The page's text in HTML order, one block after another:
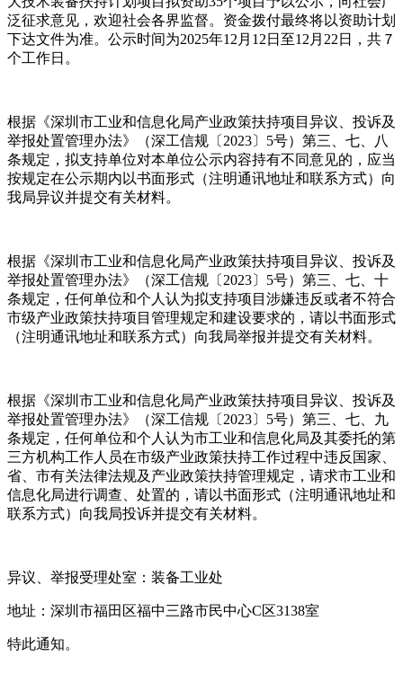
泛征求意见，欢迎社会各界监督。资金拨付最终将以资助计划
下达文件为准。公示时间为2025年12月12日至12月22日，共７
个工作日。
根据《深圳市工业和信息化局产业政策扶持项目异议、投诉及
举报处置管理办法》（深工信规〔2023〕5号）第三、七、八
条规定，拟支持单位对本单位公示内容持有不同意见的，应当
按规定在公示期内以书面形式（注明通讯地址和联系方式）向
我局异议并提交有关材料。
根据《深圳市工业和信息化局产业政策扶持项目异议、投诉及
举报处置管理办法》（深工信规〔2023〕5号）第三、七、十
条规定，任何单位和个人认为拟支持项目涉嫌违反或者不符合
市级产业政策扶持项目管理规定和建设要求的，请以书面形式
（注明通讯地址和联系方式）向我局举报并提交有关材料。
根据《深圳市工业和信息化局产业政策扶持项目异议、投诉及
举报处置管理办法》（深工信规〔2023〕5号）第三、七、九
条规定，任何单位和个人认为市工业和信息化局及其委托的第
三方机构工作人员在市级产业政策扶持工作过程中违反国家、
省、市有关法律法规及产业政策扶持管理规定，请求市工业和
信息化局进行调查、处置的，请以书面形式（注明通讯地址和
联系方式）向我局投诉并提交有关材料。
异议、举报受理处室：装备工业处
地址：深圳市福田区福中三路市民中心C区3138室
特此通知。